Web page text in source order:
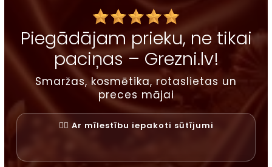
Piegādājam prieku, ne tikai
paciņas – Grezni.lv!
Smaržas, kosmētika, rotaslietas un
preces mājai
✓⃝ Ar mīlestību iepakoti sūtījumi